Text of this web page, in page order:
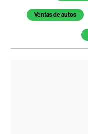
Ventas de autos